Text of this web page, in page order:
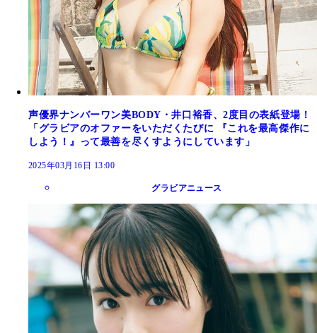
声優界ナンバーワン美BODY・井口裕香、2度目の表紙登場！
「グラビアのオファーをいただくたびに 『これを最高傑作に
しよう！』って最善を尽くすようにしています」
2025年03月16日 13:00
グラビアニュース